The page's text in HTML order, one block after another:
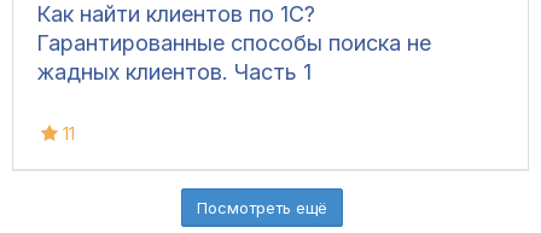
Как найти клиентов по 1С?
Гарантированные способы поиска не
жадных клиентов. Часть 1
11
Посмотреть ещё